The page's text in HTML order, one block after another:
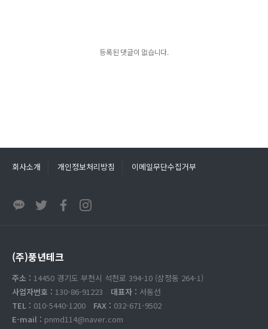
등록된 댓글이 없습니다.
회사소개 개인정보처리방침 이메일무단수집거부
(주)풍년테크
주소 : 14450 경기도 부천시 석천로 394-10 (삼정동 264-1)
사업자번호 : 130-86-91223 대표자 : 서동선
TEL : 010-5440-1200 FAX : 032-671-9502
E-mail : pnmd114@naver.com